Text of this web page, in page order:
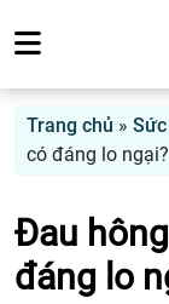
Trang chủ »
có đáng lo ngại?
Đau
đáng lo